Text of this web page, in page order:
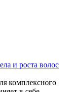
и роста волос
комплексного